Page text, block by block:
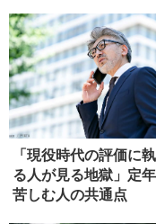
「現役時代の評価に
る人が見る地獄」定
苦しむ人の共通点